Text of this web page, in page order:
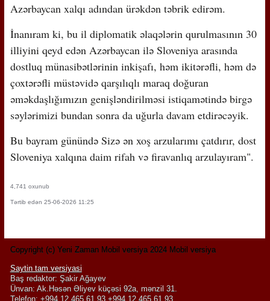
Azərbaycan xalqı adından ürəkdən təbrik edirəm.
İnanıram ki, bu il diplomatik əlaqələrin qurulmasının 30
illiyini qeyd edən Azərbaycan ilə Sloveniya arasında
dostluq münasibətlərinin inkişafı, həm ikitərəfli, həm də
çoxtərəfli müstəvidə qarşılıqlı maraq doğuran
əməkdaşlığımızın genişləndirilməsi istiqamətində birgə
səylərimizi bundan sonra da uğurla davam etdirəcəyik.
Bu bayram günündə Sizə ən xoş arzularımı çatdırır, dost
Sloveniya xalqına daim rifah və firavanlıq arzulayıram".
4,741 oxunub
Tərtib edən 25-06-2026 11:25
Copyright (c) Yeni Zaman Mobil versiya 2024 Mobil versiya
Saytin tam versiyasi
Baş redaktor: Şakir Ağayev
Ünvan: Ak.Həsən Əliyev küçəsi 92a, mənzil 31.
Telefon: +994 12 465 61 93,+994 12 465 61 93